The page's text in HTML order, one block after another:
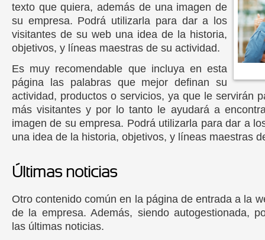
texto que quiera, además de una imagen de
su empresa. Podrá utilizarla para dar a los
visitantes de su web una idea de la historia,
objetivos, y líneas maestras de su actividad.
Es muy recomendable que incluya en esta
página las palabras que mejor definan su
actividad, productos o servicios, ya que le servirán
más visitantes y por lo tanto le ayudará a
imagen de su empresa. Podrá utilizarla para dar a
una idea de la historia, objetivos, y líneas maestras
Últimas noticias
Otro contenido común en la página de entrada a la
de la empresa. Además, siendo autogestionada,
las últimas noticias.